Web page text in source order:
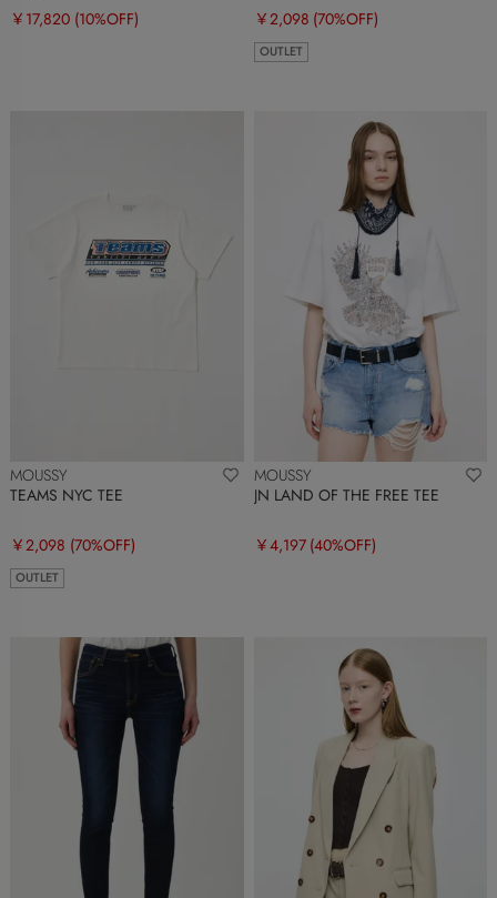
￥17,820 (10%OFF) ￥2,098 (70%OFF)
OUTLET
MOUSSY
TEAMS NYC TEE
￥2,098 (70%OFF)
OUTLET
MOUSSY
JN LAND OF THE FREE TEE
￥4,197 (40%OFF)